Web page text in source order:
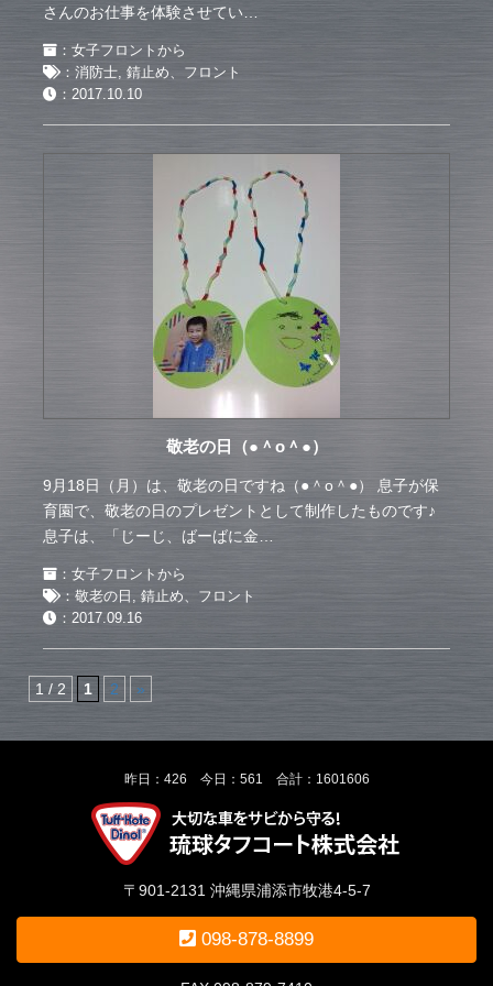
さんのお仕事を体験させてい…
： 女子フロントから
： 消防士, 錆止め、フロント
： 2017.10.10
敬老の日（●＾o＾●）
9月18日（月）は、敬老の日ですね（●＾o＾●） 息子が保
育園で、敬老の日のプレゼントとして制作したものです♪
息子は、「じーじ、ばーばに金…
： 女子フロントから
： 敬老の日 , 錆止め、フロント
： 2017.09.16
1 / 2 1 2 »
昨日：426 今日：561 合計：1601606
〒901-2131 沖縄県浦添市牧港4-5-7
098-878-8899